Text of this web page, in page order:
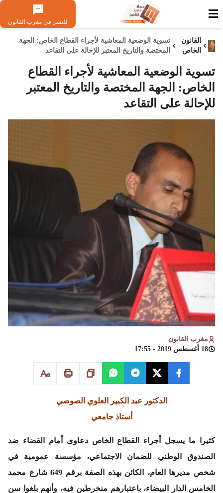
للنشر في مغرب القانون
القانون
الخاص
تسوية الوضعية المعاشية لأجراء القطاع الخاص: الجهة
المختصة والتاريخ المعتبر للإحالة على التقاعد
تسوية الوضعية المعاشية لأجراء القطاع
الخاص: الجهة المختصة والتاريخ المعتبر
للإحالة على التقاعد
مغرب القانون
18 أغسطس 2019 - 17:55
الدكتور عبد الكبير العلوي الصوصي
أستاذ جامعي
كثيرا ما يسجل أجراء القطاع الخاص دعاوى أمام القضاء ضد
الصندوق الوطني للضمان الاجتماعي، مؤسسة عمومية في
شخص مديرها العام، الكائن بهذه الصفة برقم 649 شارع محمد
الخامس الدار البيضاء، باعتبارهم منخرطين فيه، وأنهم بلغوا سن